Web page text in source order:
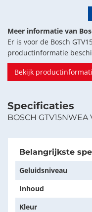
Meer informatie van
Er is voor de Bosch
productinformatie
Bekijk
Specificaties
BOSCH GTV15NWEA
Belangrijkste
Geluidsniveau
Inhoud
Kleur